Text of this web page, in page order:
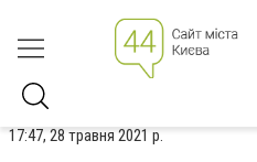
17:47, 28 травня 2021 р.